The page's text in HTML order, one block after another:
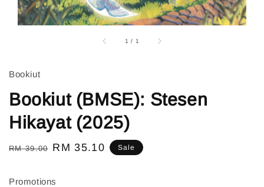
1 / 1
Bookiut
Bookiut (BMSE): Stesen
Hikayat (2025)
Regular
RM 39.00 Sale
RM 35.10 Sale
Promotions